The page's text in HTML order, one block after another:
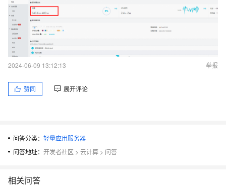
2024-06-09 13:12:13 举报
赞同 展开评论
问答分类： 轻量应用服务器
问答地址： 开发者社区 > 云计算 > 问答
相关问答